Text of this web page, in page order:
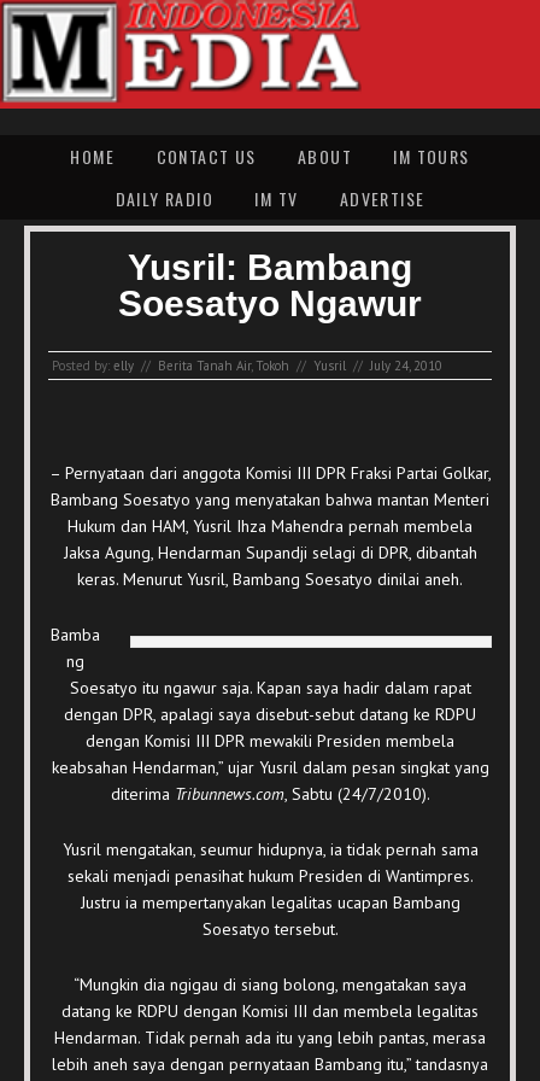
HOME CONTACT US ABOUT
IM TOURS
DAILY RADIO
IM TV ADVERTISE
Yusril: Bambang
Soesatyo Ngawur
Posted by: elly // Berita Tanah Air, Tokoh // Yusril // July 24, 2010
– Pernyataan dari anggota Komisi III DPR Fraksi Partai Golkar,
Bambang Soesatyo yang menyatakan bahwa mantan Menteri
Hukum dan HAM, Yusril Ihza Mahendra pernah membela
Jaksa Agung, Hendarman Supandji selagi di DPR, dibantah
keras. Menurut Yusril, Bambang Soesatyo dinilai aneh.
Bamba
ng
Soesatyo itu ngawur saja. Kapan saya hadir dalam rapat
dengan DPR, apalagi saya disebut-sebut datang ke RDPU
dengan Komisi III DPR mewakili Presiden membela
keabsahan Hendarman,” ujar Yusril dalam pesan singkat yang
diterima Tribunnews.com, Sabtu (24/7/2010).
Yusril mengatakan, seumur hidupnya, ia tidak pernah sama
sekali menjadi penasihat hukum Presiden di Wantimpres.
Justru ia mempertanyakan legalitas ucapan Bambang
Soesatyo tersebut.
“Mungkin dia ngigau di siang bolong, mengatakan saya
datang ke RDPU dengan Komisi III dan membela legalitas
Hendarman. Tidak pernah ada itu yang lebih pantas, merasa
lebih aneh saya dengan pernyataan Bambang itu,” tandasnya